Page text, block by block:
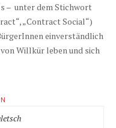
– unter dem Stichwort
„Contract Social“)
einverständlich
Willkür leben und sich